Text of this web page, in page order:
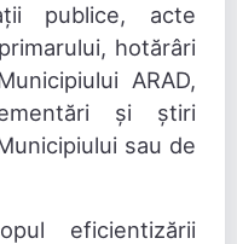
publice, acte
hotărâri
ARAD,
și știri
sau de
eficientizării